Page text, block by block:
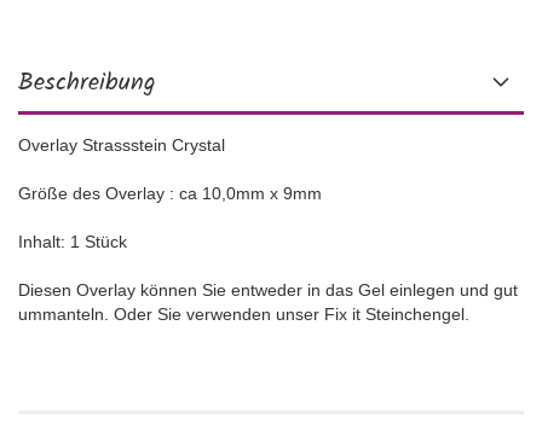
Beschreibung
Overlay Strassstein Crystal
Größe des Overlay : ca 10,0mm x 9mm
Inhalt: 1 Stück
Diesen Overlay können Sie entweder in das Gel einlegen und gut
ummanteln. Oder Sie verwenden unser Fix it Steinchengel.